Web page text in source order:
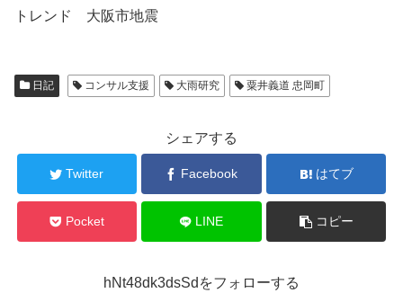
トレンド 大阪市地震
日記 コンサル支援 大雨研究 粟井義道 忠岡町
シェアする
Twitter Facebook はてブ
Pocket LINE コピー
hNt48dk3dsSdをフォローする